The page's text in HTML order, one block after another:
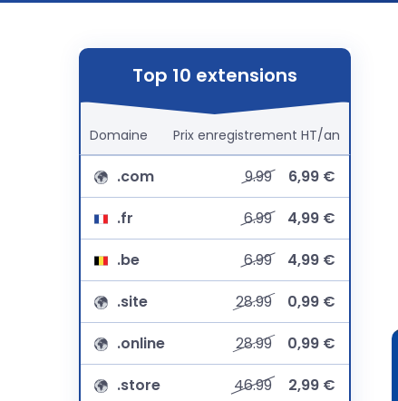
Top 10 extensions
Domaine Prix enregistrement HT/an
.com 9.99
6,99 €
.fr
6.99
4,99 €
.be
6.99
4,99 €
.site
28.99
0,99 €
.online
28.99
0,99 €
.store
46.99
2,99 €